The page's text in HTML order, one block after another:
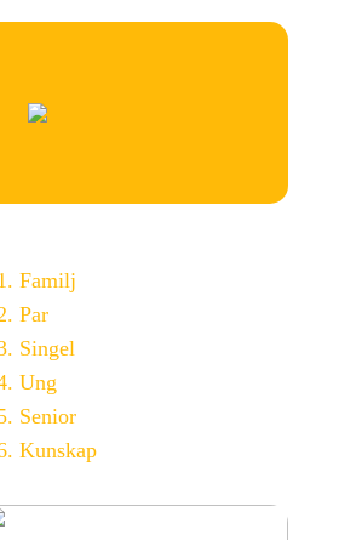
Familj
Par
Singel
Ung
Senior
Kunskap